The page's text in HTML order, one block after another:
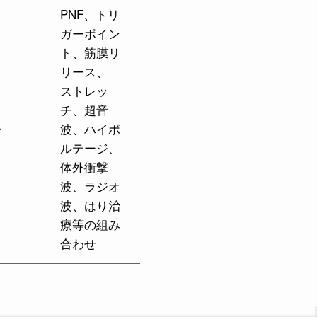
PNF、トリ
ガーポイン
ト、筋膜リ
リース、
ストレッ
チ、超音
波、ハイボ
ルテージ、
体外衝撃
波、ラジオ
波、はり治
療等の組み
合わせ